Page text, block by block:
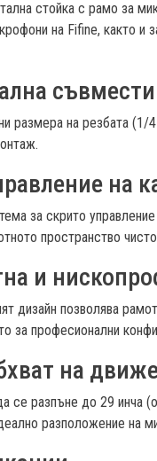
стойка с рамо за
на Fifine, както и
размера на резбата (1/
на
за скрито
пространство
и
дизайн позволява
за професионални
на
разпъне до 29 инча
разположение на